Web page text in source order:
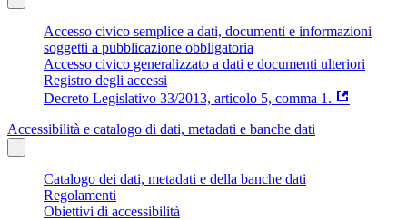
Accesso civico semplice a dati, documenti e informazioni
soggetti a pubblicazione obbligatoria
Accesso civico generalizzato a dati e documenti ulteriori
Registro degli accessi
Decreto Legislativo 33/2013, articolo 5, comma 1.
Accessibilità e catalogo di dati, metadati e banche dati
Catalogo dei dati, metadati e della banche dati
Regolamenti
Obiettivi di accessibilità